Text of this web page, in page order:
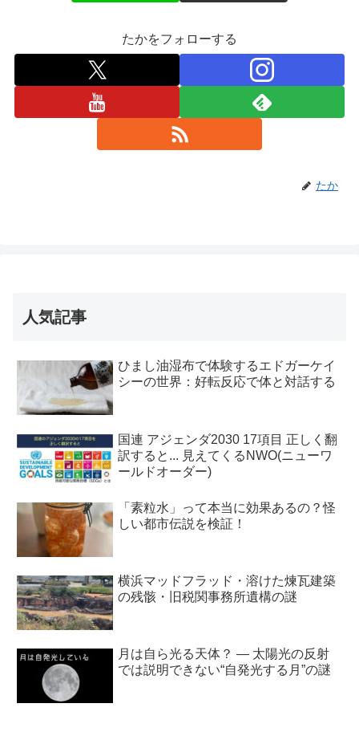
たかをフォローする
たか
人気記事
ひまし油湿布で体験するエドガーケイ
シーの世界：好転反応で体と対話する
国連 アジェンダ2030 17項目 正しく翻
訳すると... 見えてくるNWO(ニューワ
ールドオーダー)
「素粒水」って本当に効果あるの？怪
しい都市伝説を検証！
横浜マッドフラッド・溶けた煉瓦建築
の残骸・旧税関事務所遺構の謎
月は自ら光る天体？ ― 太陽光の反射
では説明できない“自発光する月”の謎